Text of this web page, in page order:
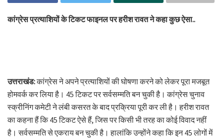
कांग्रेस प्रत्याशियों के टिकट फाइनल पर हरीश रावत ने कहा कुछ ऐसा..
उत्तराखंड:कांग्रेस ने अपने प्रत्याशियों की घोषणा करने को लेकर पूरा मजबूत
होमवर्क कर लिया है। 45 टिकट पर सर्वसम्मति बन चुकी है। कांग्रेस चुनाव
स्क्रीनिंग कमेटी ने लंबी कसरत के बाद प्रक्रिया पूरी कर ली है। हरीश रावत
का कहना हैं कि 45 टिकट ऐसे हैं, जिस पर किसी भी तरह का कोई विवाद नहीं
है। सर्वसम्मति से एकराय बन चुकी है। हालांकि उन्होंने कहा कि इन 45 लोगों में